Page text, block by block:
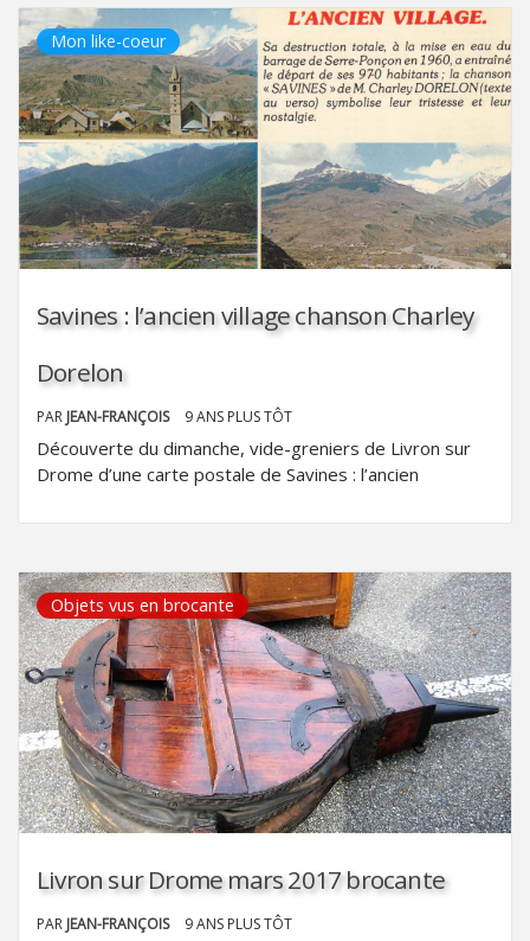
Mon like-coeur
Savines : l’ancien village chanson Charley
Dorelon
PAR JEAN-FRANÇOIS 9 ANS PLUS TÔT
Découverte du dimanche, vide-greniers de Livron sur
Drome d’une carte postale de Savines : l’ancien
Objets vus en brocante
Livron sur Drome mars 2017 brocante
PAR JEAN-FRANÇOIS 9 ANS PLUS TÔT